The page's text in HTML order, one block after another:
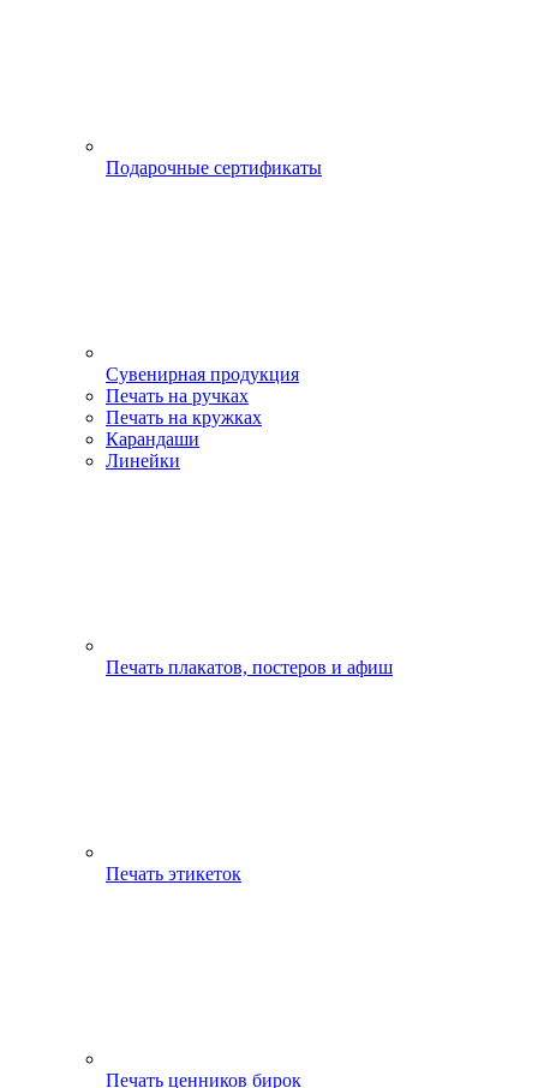
Подарочные сертификаты
Сувенирная продукция
Печать на ручках
Печать на кружках
Карандаши
Линейки
Печать плакатов, постеров и афиш
Печать этикеток
Печать ценников бирок